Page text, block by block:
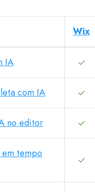
Wix
IA
com IA
no editor
tempo